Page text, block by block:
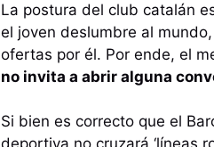
La postura del club catalán
el joven deslumbre al
ofertas por él. Por ende, el
no invita a abrir alguna
Si bien es correcto que el